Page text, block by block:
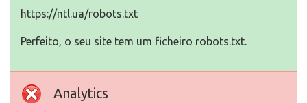
https://ntl.ua/robots.txt
Perfeito, o seu site tem um ficheiro robots.txt.
Analytics